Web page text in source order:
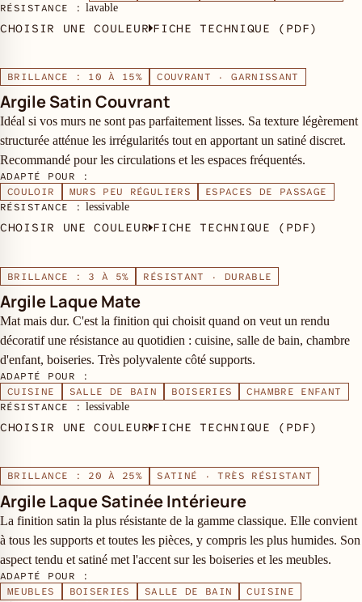
RÉSISTANCE : lavable
CHOISIR UNE COULEUR FICHE TECHNIQUE (PDF)
BRILLANCE : 10 À 15% COUVRANT · GARNISSANT
Argile Satin Couvrant
Idéal si vos murs ne sont pas parfaitement lisses. Sa texture légèrement
structurée atténue les irrégularités tout en apportant un satiné discret.
Recommandé pour les circulations et les espaces fréquentés.
ADAPTÉ POUR :
COULOIR
MURS PEU RÉGULIERS
ESPACES DE PASSAGE
RÉSISTANCE : lessivable
CHOISIR UNE COULEUR FICHE TECHNIQUE (PDF)
BRILLANCE : 3 À 5% RÉSISTANT · DURABLE
Argile Laque Mate
Mat mais dur. C'est la finition qui choisit quand on veut un rendu
décoratif une résistance au quotidien : cuisine, salle de bain, chambre
d'enfant, boiseries. Très polyvalente côté supports.
ADAPTÉ POUR :
CUISINE
SALLE DE BAIN BOISERIES
CHAMBRE ENFANT
RÉSISTANCE : lessivable
CHOISIR UNE COULEUR FICHE TECHNIQUE (PDF)
BRILLANCE : 20 À 25% SATINÉ · TRÈS RÉSISTANT
Argile Laque Satinée Intérieure
La finition satin la plus résistante de la gamme classique. Elle convient
à tous les supports et toutes les pièces, y compris les plus humides. Son
aspect tendu et satiné met l'accent sur les boiseries et les meubles.
ADAPTÉ POUR :
MEUBLES
BOISERIES SALLE DE BAIN
CUISINE